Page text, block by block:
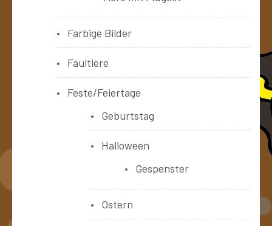
Farbige Bilder
Faultiere
Feste/Feiertage
Geburtstag
Halloween
Gespenster
Ostern